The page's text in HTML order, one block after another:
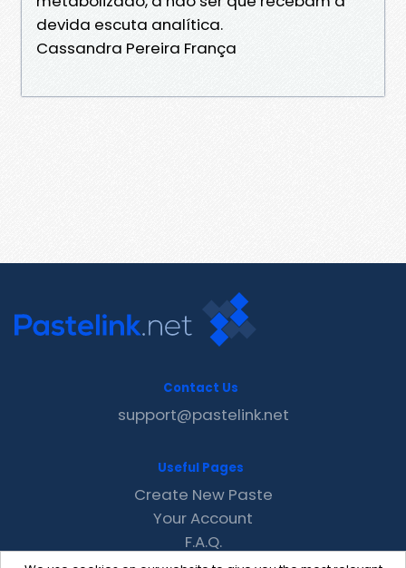
devida escuta analítica.
Cassandra Pereira França
Contact Us
support@pastelink.net
Useful Pages
Create New Paste
Your Account
F.A.Q.